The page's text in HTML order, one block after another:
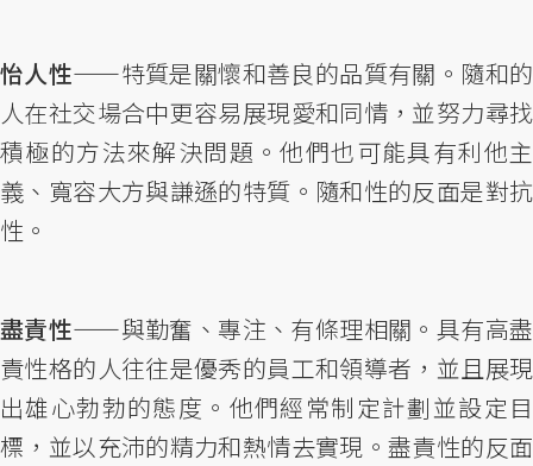
怡人性——特質是關懷和善良的品質有關。隨和的
人在社交場合中更容易展現愛和同情，並努力尋找
積極的方法來解決問題。他們也可能具有利他主
義、寬容大方與謙遜的特質。隨和性的反面是對抗
性。
盡責性——與勤奮、專注、有條理相關。具有高盡
責性格的人往往是優秀的員工和領導者，並且展現
出雄心勃勃的態度。他們經常制定計劃並設定目
標，並以充沛的精力和熱情去實現。盡責性的反面